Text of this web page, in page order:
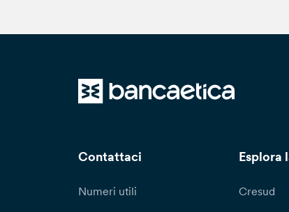
Contattaci
Numeri utili
Esplora
Cresud